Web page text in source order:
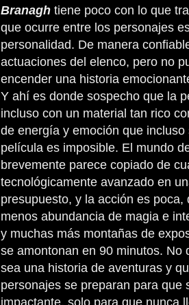
Branagh tiene poco con lo que
que ocurre entre los personajes
personalidad. De manera
actuaciones del elenco, pero no
encender una historia
Y ahí es donde sospecho que la
incluso con un material tan rico
de energía y emoción que
película es imposible. El mundo
brevemente parece copiado de
tecnológicamente avanzado en
presupuesto, y la acción es
menos abundancia de magia e
y muchas más montañas de
se amontonan en 90 minutos. No
sea una historia de aventuras y
personajes se preparan para que
impactante, solo para que nunca